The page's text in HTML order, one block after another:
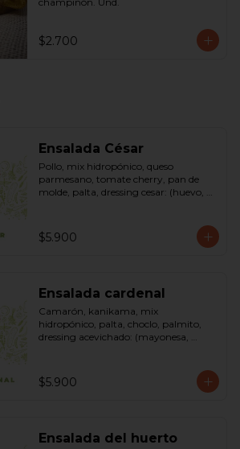
$2.700
Ensalada César
Pollo, mix hidropónico, queso
parmesano, tomate cherry, pan de
molde, palta, dressing cesar: (huevo,
$5.900
Ensalada cardenal
Camarón, kanikama, mix
hidropónico, palta, choclo, palmito,
dressing acevichado: (mayonesa,
$5.900
Ensalada del huerto